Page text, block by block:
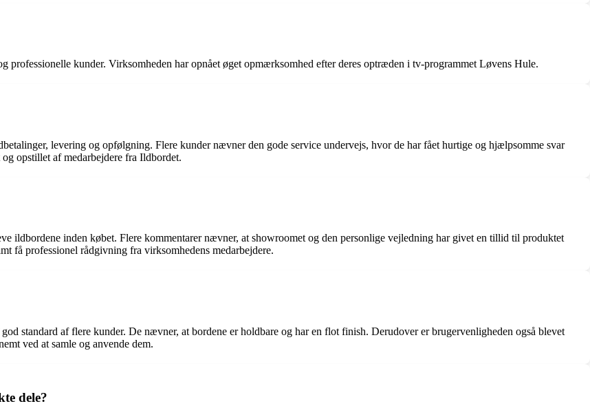
professionelle kunder. Virksomheden har opnået øget opmærksomhed efter deres optræden i tv-programmet Løvens Hule.
levering og opfølgning. Flere kunder nævner den gode service undervejs, hvor de har fået hurtige og hjælpsomme svar
opstillet af medarbejdere fra Ildbordet.
ildbordene inden købet. Flere kommentarer nævner, at showroomet og den personlige vejledning har givet en tillid til produktet
få professionel rådgivning fra virksomhedens medarbejdere.
standard af flere kunder. De nævner, at bordene er holdbare og har en flot finish. Derudover er brugervenligheden også blevet
ved at samle og anvende dem.
dele?